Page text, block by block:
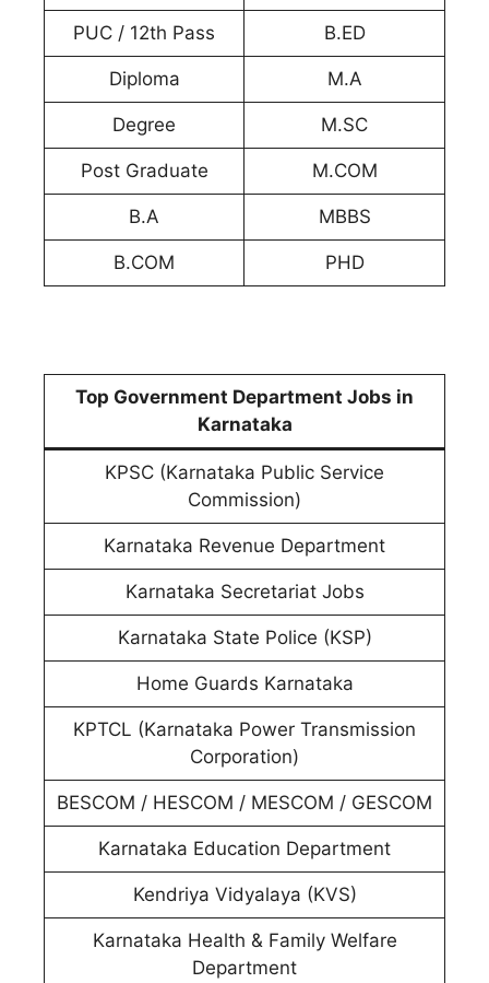
PUC / 12th Pass B.ED
Diploma M.A
Degree M.SC
Post Graduate M.COM
B.A MBBS
B.COM PHD
Top Government Department Jobs in
Karnataka
KPSC (Karnataka Public Service
Commission)
Karnataka Revenue Department
Karnataka Secretariat Jobs
Karnataka State Police (KSP)
Home Guards Karnataka
KPTCL (Karnataka Power Transmission
Corporation)
BESCOM / HESCOM / MESCOM / GESCOM
Karnataka Education Department
Kendriya Vidyalaya (KVS)
Karnataka Health & Family Welfare
Department